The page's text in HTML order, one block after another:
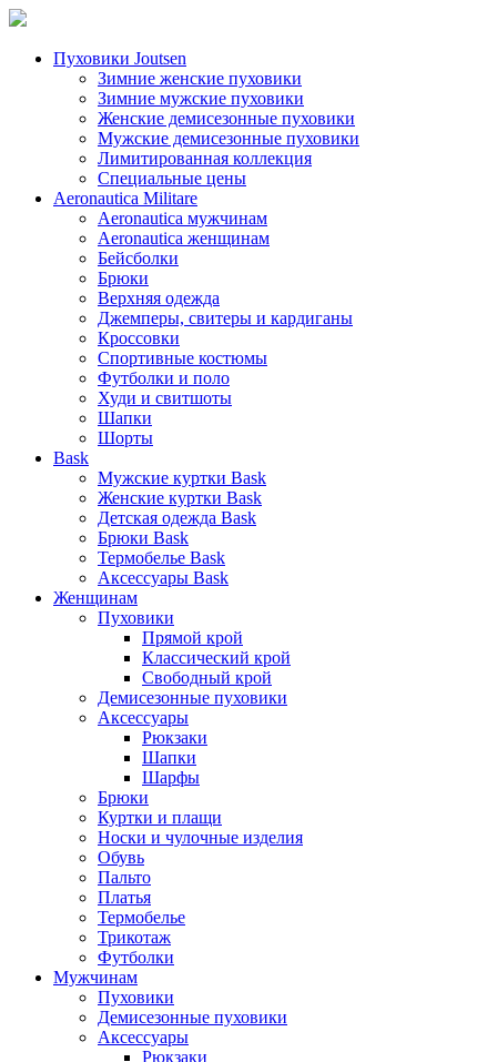
Пуховики Joutsen
Зимние женские пуховики
Зимние мужские пуховики
Женские демисезонные пуховики
Мужские демисезонные пуховики
Лимитированная коллекция
Специальные цены
Aeronautica Militare
Aeronautica мужчинам
Aeronautica женщинам
Бейсболки
Брюки
Верхняя одежда
Джемперы, свитеры и кардиганы
Кроссовки
Спортивные костюмы
Футболки и поло
Худи и свитшоты
Шапки
Шорты
Bask
Мужские куртки Bask
Женские куртки Bask
Детская одежда Bask
Брюки Bask
Термобелье Bask
Аксессуары Bask
Женщинам
Пуховики
Прямой крой
Классический крой
Свободный крой
Демисезонные пуховики
Аксессуары
Рюкзаки
Шапки
Шарфы
Брюки
Куртки и плащи
Носки и чулочные изделия
Обувь
Пальто
Платья
Термобелье
Трикотаж
Футболки
Мужчинам
Пуховики
Демисезонные пуховики
Аксессуары
Рюкзаки